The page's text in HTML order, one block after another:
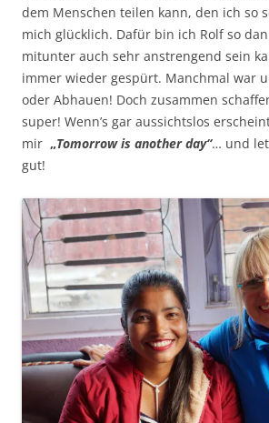
dem Menschen teilen kann, den ich so
mich glücklich. Dafür bin ich Rolf so
mitunter auch sehr anstrengend sein
immer wieder gespürt. Manchmal war
oder Abhauen! Doch zusammen
super! Wenn’s gar aussichtslos
mir „Tomorrow is another day“… und
gut!